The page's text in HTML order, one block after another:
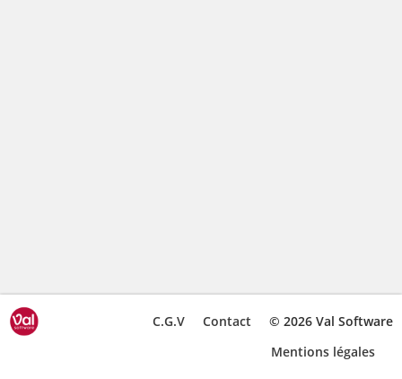
© 2026 Val Software
Contact
C.G.V
Mentions légales